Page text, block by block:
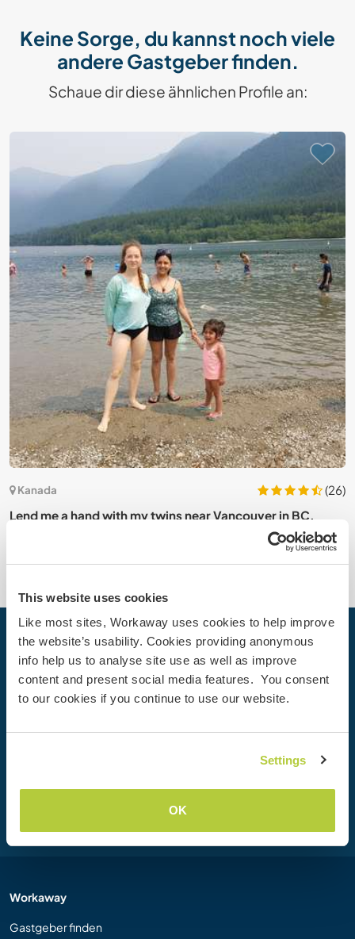
This website uses cookies
Like most sites, Workaway uses cookies to help improve
the website’s usability. Cookies providing anonymous
info help us to analyse site use as well as improve
content and present social media features. You consent
to our cookies if you continue to use our website.
Settings
OK
Keine Sorge, du kannst noch viele
andere Gastgeber finden.
Schaue dir diese ähnlichen Profile an:
Kanada
(26)
Lend me a hand with my twins near Vancouver in BC,
Dein nächstes Abenteuer beginnt
heute
Werde heute Mitglied der Workaway-Community und
Möglichkeiten weltweit.
Workaway
Gastgeber finden